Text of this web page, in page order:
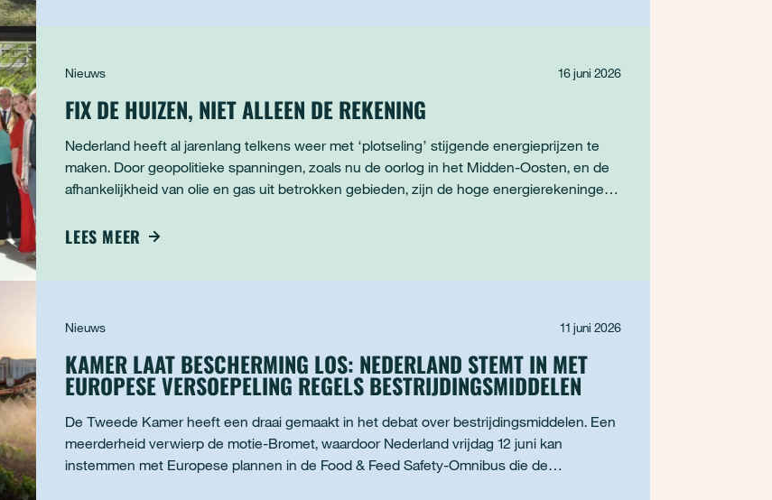
Nieuws 16 juni 2026
FIX DE HUIZEN, NIET ALLEEN DE REKENING
Nederland heeft al jarenlang telkens weer met ‘plotseling’ stijgende energieprijzen te
maken. Door geopolitieke spanningen, zoals nu de oorlog in het Midden-Oosten, en de
afhankelijkheid van olie en gas uit betrokken gebieden, zijn de hoge energierekeningen
LEES MEER
Nieuws 11 juni 2026
KAMER LAAT BESCHERMING LOS: NEDERLAND STEMT IN MET
EUROPESE VERSOEPELING REGELS BESTRIJDINGSMIDDELEN
De Tweede Kamer heeft een draai gemaakt in het debat over bestrijdingsmiddelen. Een
meerderheid verwierp de motie-Bromet, waardoor Nederland vrijdag 12 juni kan
instemmen met Europese plannen in de Food & Feed Safety-Omnibus die de